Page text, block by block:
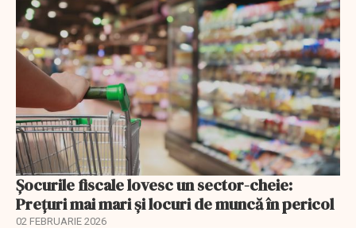
Șocurile fiscale lovesc un sector-cheie:
Prețuri mai mari și locuri de muncă în pericol
02 FEBRUARIE 2026